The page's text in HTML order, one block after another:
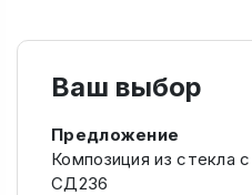
Ваш выбор
Предложение
Композиция из стекла
СД236